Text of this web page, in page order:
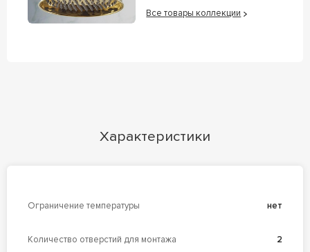
Все товары коллекции
Характеристики
Ограничение температуры нет
Количество отверстий для монтажа 2